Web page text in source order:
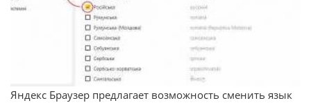
Яндекс Браузер предлагает возможность сменить язык